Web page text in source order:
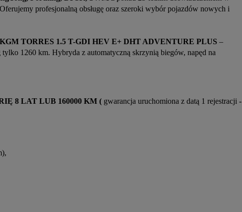
profesjonalną obsługę oraz szeroki wybór pojazdów nowych i
TORRES 1.5 T-GDI HEV E+ DHT ADVENTURE PLUS –
1260 km. Hybryda z automatyczną skrzynią biegów, napęd na
8 LAT LUB 160000 KM ( gwarancja uruchomiona z datą 1 rejestracji -